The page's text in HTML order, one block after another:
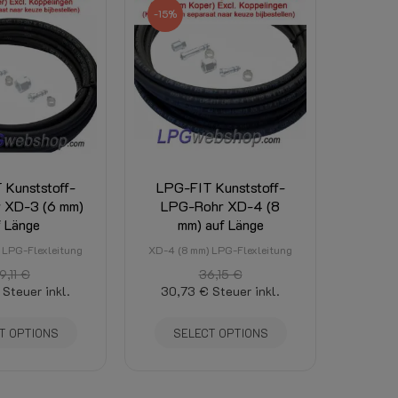
Kunststoff-
3 (6 mm)
LPG-Flexleitung
€
Steuer inkl.
OPTIONS
-15%
LPG-FIT Kunststoff-
LPG-Rohr XD-4 (8
mm) auf Länge
XD-4 (8 mm) LPG-Flexleitung
36,15 €
30,73 € Steuer inkl.
SELECT OPTIONS